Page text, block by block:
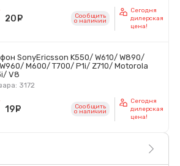
20 Сообщить
o наличии
Сегодня
дилерская
цена!
SonyEricsson K550/ W610/ W890/
M600/ T700/ P1i/ Z710/ Motorola
V8
3172
19 Сообщить
o наличии
Сегодня
дилерская
цена!